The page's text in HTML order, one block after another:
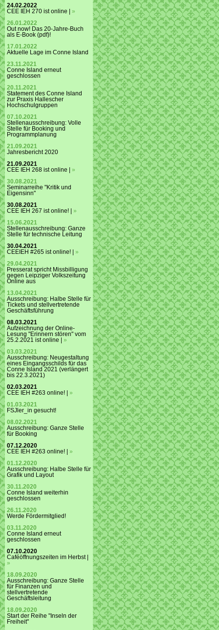
24.02.2022
CEE IEH 270 ist online | »
26.01.2022
Out now! Das 20-Jahre-Buch
als E-Book (pdf)!
17.01.2022
Aktuelle Lage im Conne Island
23.11.2021
Conne Island erneut
geschlossen
20.11.2021
Statement des Conne Island
zur Praxis Hallescher
Hochschulgruppen
07.10.2021
Stellenausschreibung: Volle
Stelle für Booking und
Programmplanung
21.09.2021
Jahresbericht 2020
21.09.2021
CEE IEH 268 ist online | »
30.08.2021
Seminarreihe "Kritik und
Eigensinn"
30.08.2021
CEE IEH 267 ist online! | »
15.06.2021
Stellenausschreibung: Ganze
Stelle für technische Leitung
30.04.2021
CEEIEH #265 ist online! | »
29.04.2021
Presserat spricht Missbilligung
gegen Leipziger Volkszeitung
Online aus
13.04.2021
Ausschreibung: Halbe Stelle für
Tickets und stellvertretende
Geschäftsführung
08.03.2021
Aufzeichnung der Online-
Lesung "Erinnern stören" vom
25.2.2021 ist online | »
03.03.2021
Ausschreibung: Neugestaltung
eines Eingangsschilds für das
Conne Island 2021 (verlängert
bis 22.3.2021)
02.03.2021
CEE IEH #263 online! | »
01.03.2021
FSJler_in gesucht!
08.02.2021
Ausschreibung: Ganze Stelle
für Booking
07.12.2020
CEE IEH #263 online! | »
01.12.2020
Ausschreibung: Halbe Stelle für
Grafik und Layout
30.11.2020
Conne Island weiterhin
geschlossen
26.11.2020
Werde Fördermitglied!
03.11.2020
Conne Island erneut
geschlossen
07.10.2020
Caféöffnungszeiten im Herbst |
»
18.09.2020
Ausschreibung: Ganze Stelle
für Finanzen und
stellvertretende
Geschäftsleitung
18.09.2020
Start der Reihe "Inseln der
Freiheit"